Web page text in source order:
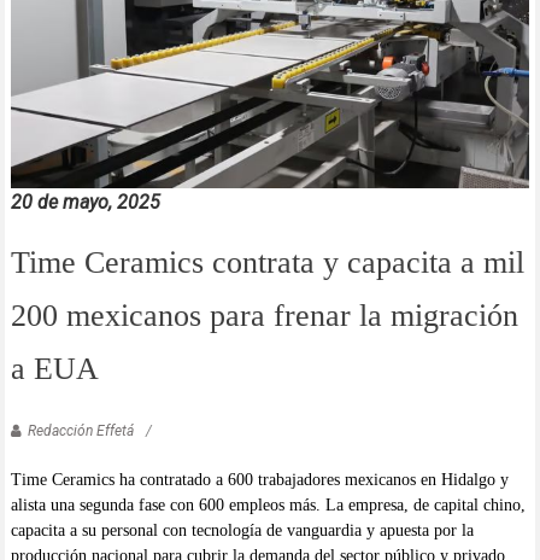
20 de mayo, 2025
Time Ceramics contrata y capacita a mil
200 mexicanos para frenar la migración
a EUA
Redacción Effetá
Time Ceramics ha contratado a 600 trabajadores mexicanos en Hidalgo y
alista una segunda fase con 600 empleos más. La empresa, de capital chino,
capacita a su personal con tecnología de vanguardia y apuesta por la
producción nacional para cubrir la demanda del sector público y privado.